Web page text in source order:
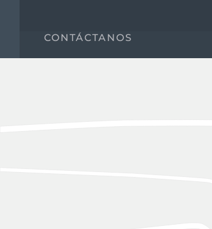
CONTÁCTANOS